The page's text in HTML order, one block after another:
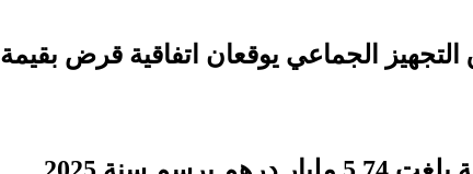
يوقعان اتفاقية قرض بقيمة 150 مليون يورو لدعم التنمية الترابية